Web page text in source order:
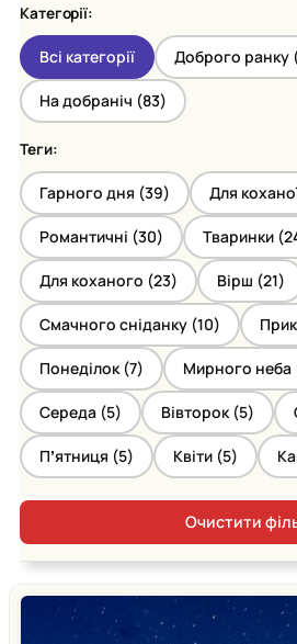
Категорії:
Всі категорії Доброго ранку
На добраніч (83)
Теги:
Гарного дня (39) Для
Романтичні (30) Тваринки (
Для коханого (23) Вірш (21)
Смачного сніданку (10)
Понеділок (7) Мирного неба
Середа (5) Вівторок (5)
Пʼятниця (5) Квіти (5)
Очистити